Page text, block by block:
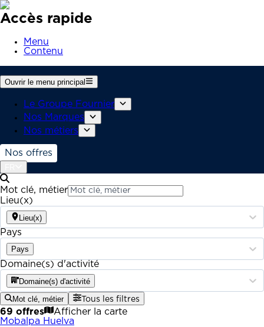
Accès rapide
Menu
Contenu
Ouvrir le menu principal
Le Groupe Fournier
Nos Marques
Nos métiers
Nos offres
Mot clé, métier
Lieu(x)
Lieu(x)
Pays
Pays
Domaine(s) d'activité
Domaine(s) d'activité
Mot clé, métier Tous les filtres
69 offres
Afficher la carte
Mobalpa Huelva